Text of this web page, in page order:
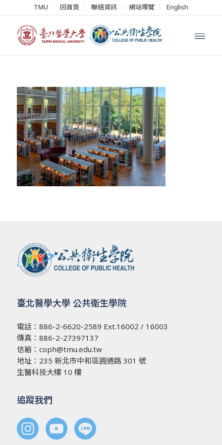
TMU 回首頁 聯絡資訊 網站導覽 English
臺北醫學大學 公共衛生學院
電話： 886-2-6620-2589 Ext.16002 / 16003
傳真：886-2-27397137
信箱： coph@tmu.edu.tw
地址： 235 新北市中和區圓通路 301 號
生醫科技大樓 10 樓
追蹤我們